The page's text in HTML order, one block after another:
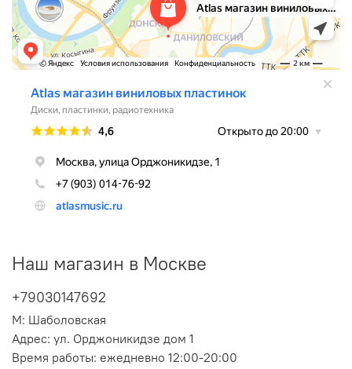
Наш магазин в Москве
+79030147692
М: Шаболовская
Адрес: ул. Орджоникидзе дом 1
Время работы: ежедневно 12:00-20:00